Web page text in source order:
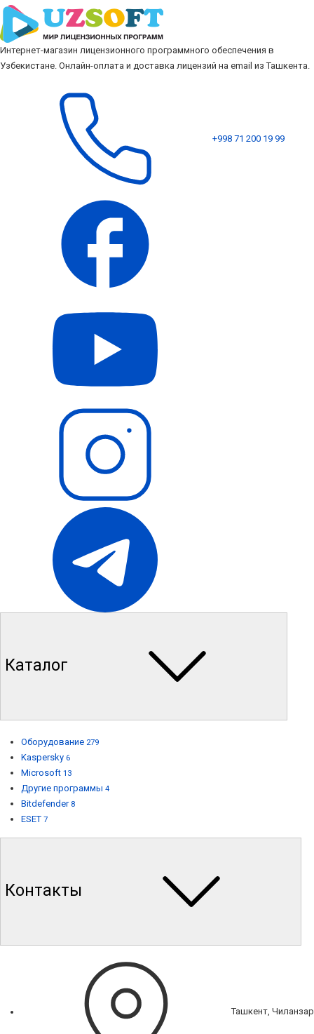
Интернет-магазин лицензионного программного обеспечения в
Узбекистане. Онлайн-оплата и доставка лицензий на email из Ташкента.
+998 71 200 19 99
Каталог
Оборудование 279
Kaspersky 6
Microsoft 13
Другие программы 4
Bitdefender 8
ESET 7
Контакты
Ташкент, Чиланзар